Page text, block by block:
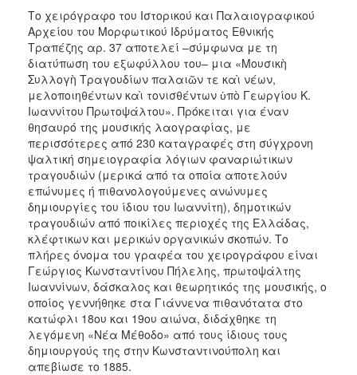
Το χειρόγραφο του Ιστορικού και Παλαιογραφικού
Αρχείου του Μορφωτικού Ιδρύματος Εθνικής
Τραπέζης αρ. 37 αποτελεί –σύμφωνα με τη
διατύπωση του εξωφύλλου του– μια «Μουσικὴ
Συλλογὴ Τραγουδίων παλαιῶν τε καὶ νέων,
μελοποιηθέντων καὶ τονισθέντων ὑπὸ Γεωργίου Κ.
Ιωαννίτου Πρωτοψάλτου». Πρόκειται για έναν
θησαυρό της μουσικής λαογραφίας, με
περισσότερες από 230 καταγραφές στη σύγχρονη
ψαλτική σημειογραφία λόγιων φαναριώτικων
τραγουδιών (μερικά από τα οποία αποτελούν
επώνυμες ή πιθανολογούμενες ανώνυμες
δημιουργίες του ίδιου του Ιωαννίτη), δημοτικών
τραγουδιών από ποικίλες περιοχές της Ελλάδας,
κλέφτικων και μερικών οργανικών σκοπών. Το
πλήρες όνομα του γραφέα του χειρογράφου είναι
Γεώργιος Κωνσταντίνου Πήλελης, πρωτοψάλτης
Ιωαννίνων, δάσκαλος και θεωρητικός της μουσικής, ο
οποίος γεννήθηκε στα Γιάννενα πιθανότατα στο
κατώφλι 18ου και 19ου αιώνα, διδάχθηκε τη
λεγόμενη «Νέα Μέθοδο» από τους ίδιους τους
δημιουργούς της στην Κωνσταντινούπολη και
απεβίωσε το 1885.